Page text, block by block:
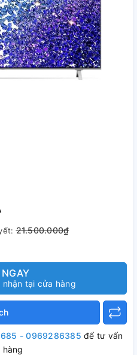
21.500.000₫
nhận tại cửa hàng
- 0969286385 để tư vấn
hàng